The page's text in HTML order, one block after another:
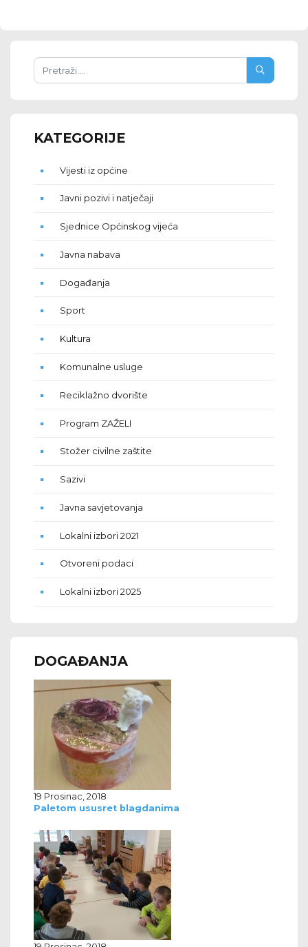
KATEGORIJE
Vijesti iz općine
Javni pozivi i natječaji
Sjednice Općinskog vijeća
Javna nabava
Događanja
Sport
Kultura
Komunalne usluge
Reciklažno dvorište
Program ZAŽELI
Stožer civilne zaštite
Sazivi
Javna savjetovanja
Lokalni izbori 2021
Otvoreni podaci
Lokalni izbori 2025
DOGAĐANJA
19 Prosinac, 2018
Paletom ususret blagdanima